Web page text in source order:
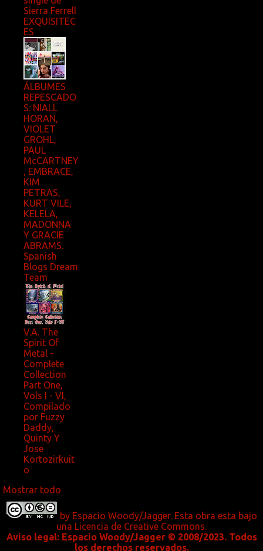
Sierra Ferrell
EXQUISITEC
ES
ÁLBUMES
REPESCADO
S: NIALL
HORAN,
VIOLET
GROHL,
PAUL
McCARTNEY
, EMBRACE,
KIM
PETRAS,
KURT VILE,
KELELA,
MADONNA
Y GRACIE
ABRAMS.
Spanish
Blogs Dream
Team
V.A. The
Spirit Of
Metal -
Complete
Collection
Part One,
Vols I - VI,
Compilado
por Fuzzy
Daddy,
Quinty Y
Jose
Kortozirkuit
o
Mostrar todo
by Espacio Woody/Jagger. Esta obra esta bajo
una Licencia de Creative Commons.
Aviso legal: Espacio Woody/Jagger © 2008/2023. Todos
los derechos reservados.